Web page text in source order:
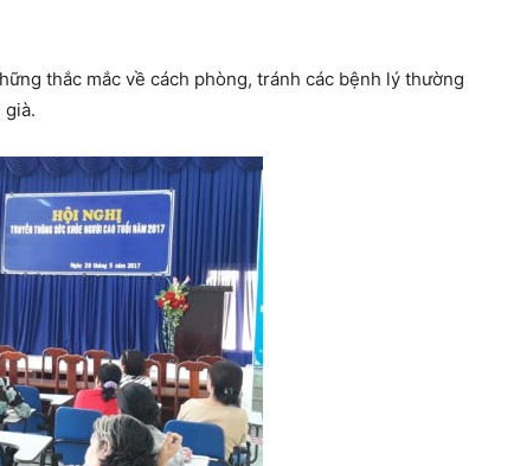
thắc mắc về cách phòng, tránh các bệnh lý thường
già.